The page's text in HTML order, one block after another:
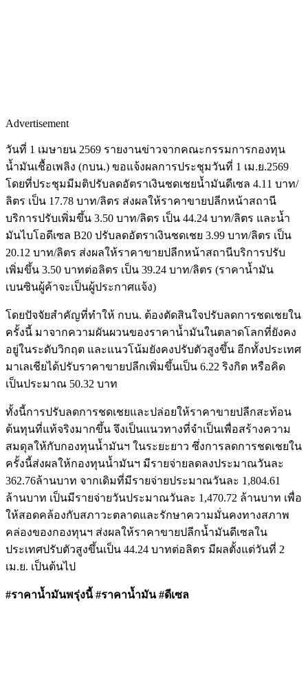
Advertisement
วันที่ 1 เมษายน 2569 รายงานข่าวจากคณะกรรมการกองทุน
น้ำมันเชื้อเพลิง (กบน.) ขอแจ้งผลการประชุมวันที่ 1 เม.ย.2569
โดยที่ประชุมมีมติปรับลดอัตราเงินชดเชยน้ำมันดีเซล 4.11 บาท/
ลิตร เป็น 17.78 บาท/ลิตร ส่งผลให้ราคาขายปลีกหน้าสถานี
บริการปรับเพิ่มขึ้น 3.50 บาท/ลิตร เป็น 44.24 บาท/ลิตร และน้ำ
มันไบโอดีเซล B20 ปรับลดอัตราเงินชดเชย 3.99 บาท/ลิตร เป็น
20.12 บาท/ลิตร ส่งผลให้ราคาขายปลีกหน้าสถานีบริการปรับ
เพิ่มขึ้น 3.50 บาทต่อลิตร เป็น 39.24 บาท/ลิตร (ราคาน้ำมัน
เบนซินผู้ค้าจะเป็นผู้ประกาศแจ้ง)
โดยปัจจัยสำคัญที่ทำให้ กบน. ต้องตัดสินใจปรับลดการชดเชยใน
ครั้งนี้ มาจากความผันผวนของราคาน้ำมันในตลาดโลกที่ยังคง
อยู่ในระดับวิกฤต และแนวโน้มยังคงปรับตัวสูงขึ้น อีกทั้งประเทศ
มาเลเชียได้ปรับราคาขายปลีกเพิ่มขึ้นเป็น 6.22 ริงกิต หรือคิด
เป็นประมาณ 50.32 บาท
ทั้งนี้การปรับลดการชดเชยและปล่อยให้ราคาขายปลีกสะท้อน
ต้นทุนที่แท้จริงมากขึ้น จึงเป็นแนวทางที่จำเป็นเพื่อสร้างความ
สมดุลให้กับกองทุนน้ำมันฯ ในระยะยาว ซึ่งการลดการชดเชยใน
ครั้งนี้ส่งผลให้กองทุนน้ำมันฯ มีรายจ่ายลดลงประมาณวันละ
362.76ล้านบาท จากเดิมที่มีรายจ่ายประมาณวันละ 1,804.61
ล้านบาท เป็นมีรายจ่ายวันประมาณวันละ 1,470.72 ล้านบาท เพื่อ
ให้สอดคล้องกับสภาวะตลาดและรักษาความมั่นคงทางสภาพ
คล่องของกองทุนฯ ส่งผลให้ราคาขายปลีกน้ำมันดีเซลใน
ประเทศปรับตัวสูงขึ้นเป็น 44.24 บาทต่อลิตร มีผลตั้งแต่วันที่ 2
เม.ย. เป็นต้นไป
#ราคาน้ำมันพรุ่งนี้ #ราคาน้ำมัน #ดีเซล